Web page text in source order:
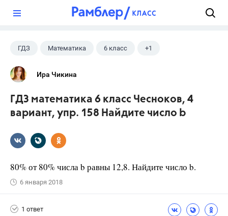
ГДЗ Математика 6 класс +1
Чесноков А.С.
Ира Чикина
ГДЗ математика 6 класс Чесноков, 4
вариант, упр. 158 Найдите число b
80% от 80% числа b равны 12,8. Найдите число b.
6 января 2018
1 ответ